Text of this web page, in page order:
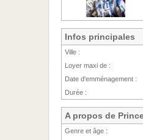
Infos principales
Ville :
Loyer maxi de :
Date d'emménagement :
Durée :
A propos de
Genre et âge :